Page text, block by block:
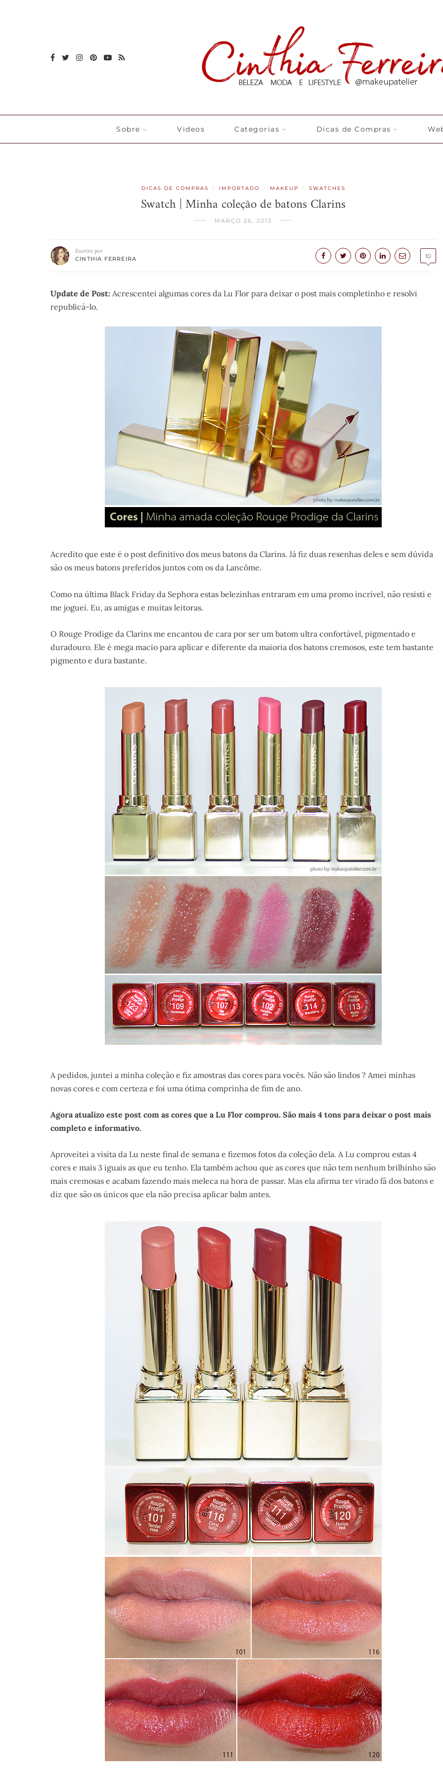
Sobre Videos Categorias Dicas de Compras
DICAS DE COMPRAS / IMPORTADO / MAKEUP / SWATCHES
Swatch | Minha coleção de batons Clarins
MARÇO 26, 2013
Escrito por
CINTHIA FERREIRA
10
Update de Post: Acrescentei algumas cores da Lu Flor para deixar o post mais completinho e resolvi
republicá-lo.
Acredito que este é o post definitivo dos meus batons da Clarins. Já fiz duas resenhas deles e sem dúvida
são os meus batons preferidos juntos com os da Lancôme.
Como na última Black Friday da Sephora estas belezinhas entraram em uma promo incrível, não resisti e
me joguei. Eu, as amigas e muitas leitoras.
O Rouge Prodige da Clarins me encantou de cara por ser um batom ultra confortável, pigmentado e
duradouro. Ele é mega macio para aplicar e diferente da maioria dos batons cremosos, este tem bastante
pigmento e dura bastante.
A pedidos, juntei a minha coleção e fiz amostras das cores para vocês. Não são lindos ? Amei minhas
novas cores e com certeza e foi uma ótima comprinha de fim de ano.
Agora atualizo este post com as cores que a Lu Flor comprou. São mais 4 tons para deixar o post mais
completo e informativo.
Aproveitei a visita da Lu neste final de semana e fizemos fotos da coleção dela. A Lu comprou estas 4
cores e mais 3 iguais as que eu tenho. Ela também achou que as cores que não tem nenhum brilhinho são
mais cremosas e acabam fazendo mais meleca na hora de passar. Mas ela afirma ter virado fã dos batons e
diz que são os únicos que ela não precisa aplicar balm antes.